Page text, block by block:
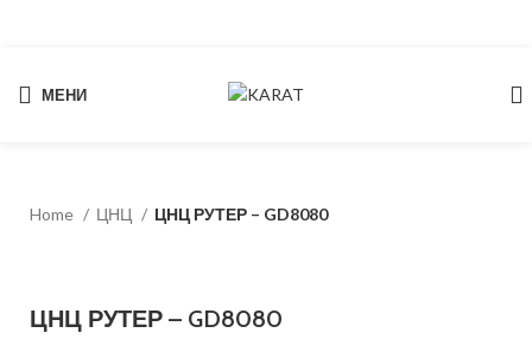
МЕНИ
Home ЦНЦ ЦНЦ РУТЕР – GD8080
ЦНЦ РУТЕР – GD8080